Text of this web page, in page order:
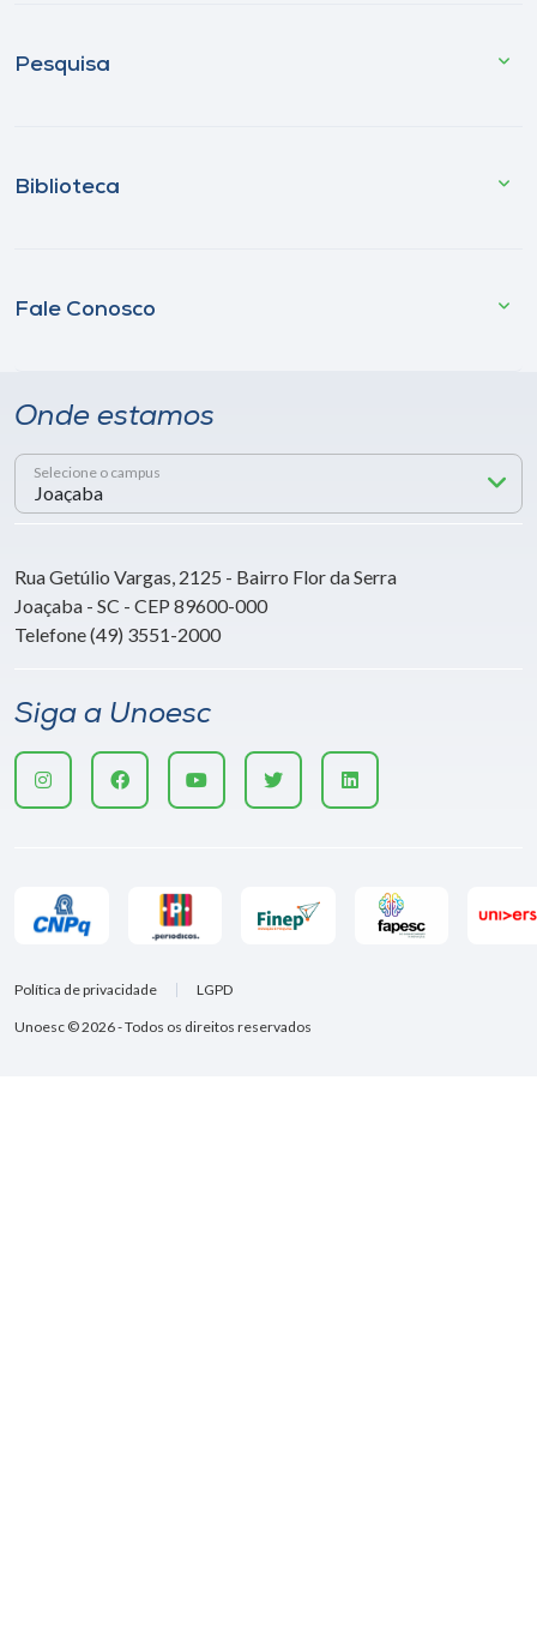
Pesquisa
Biblioteca
Fale Conosco
Onde estamos
Selecione o campus
Rua Getúlio Vargas, 2125 - Bairro Flor da Serra
Joaçaba - SC - CEP 89600-000
Telefone (49) 3551-2000
Siga a Unoesc
Unoesc © 2026 - Todos os direitos reservados
Política de privacidade LGPD